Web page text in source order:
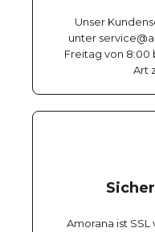
Unser
unter
Freitag von 8:00
Art
Amorana ist